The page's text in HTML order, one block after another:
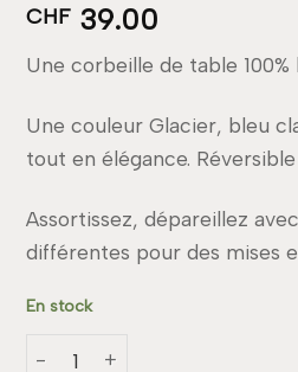
CHF 39.00
Une corbeille de table
Une couleur Glacier, bleu
tout en élégance.
Assortissez, dépareillez
différentes pour des mises
En stock